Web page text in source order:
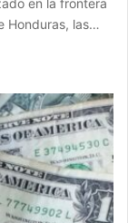
Honduras, las…